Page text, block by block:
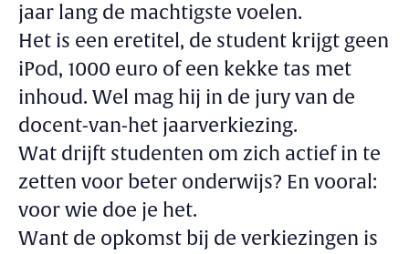
jaar lang de machtigste voelen.
Het is een eretitel, de student krijgt geen
iPod, 1000 euro of een kekke tas met
inhoud. Wel mag hij in de jury van de
docent-van-het jaarverkiezing.
Wat drijft studenten om zich actief in te
zetten voor beter onderwijs? En vooral:
voor wie doe je het.
Want de opkomst bij de verkiezingen is